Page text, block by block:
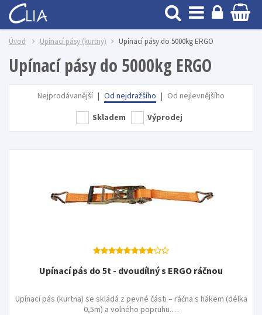
Úvod Upínací pásy (kurtny) Upínací pásy do 5000kg ERGO
Upínací pásy do 5000kg ERGO
Nejprodávanější | Od nejdražšího | Od nejlevnějšího
Skladem Výprodej
Upínací pás do 5t - dvoudílný s ERGO ráčnou
Upínací pás (kurtna) se skládá z pevné části – ráčna s hákem (délka
0,5m) a volného popruhu.…